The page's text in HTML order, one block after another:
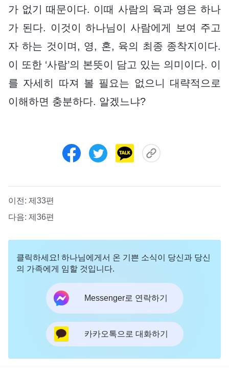
가 없기 때문이다. 이때 사람의 육과 영은 하나
가 된다. 이것이 하나님이 사람에게 보여 주고
자 하는 것이며, 영, 혼, 육의 최종 종착지이다.
이 또한 ‘사람’의 본뜻이 담고 있는 의미이다. 이
를 자세히 따져 볼 필요는 없으니 대략적으로
이해하면 충분하다. 알겠느냐?
이전: 제33편
다음: 제36편
클릭하세요! 하나님에게서 온 기쁜 소식이 당신과 당신
의 가족에게 임할 것입니다.
Messenger로 연락하기
카카오톡으로 대화하기